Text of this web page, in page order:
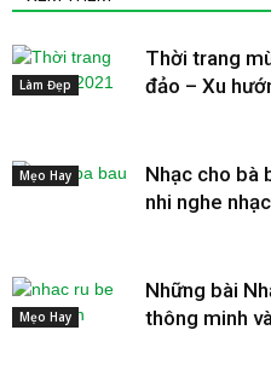
Làm Đẹp
Thời trang
đảo – Xu
Mẹo Hay
Nhạc cho bà
nhi nghe
Mẹo Hay
Những bài
thông minh